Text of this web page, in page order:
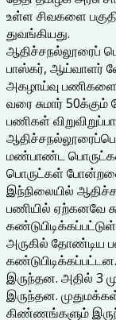
உள்ள சிவகளை
துவங்கியது.
ஆதிச்சநல்லூரைப்
பாஸ்கர், ஆய்வாளர்
அகழாய்வு
வரை சுமார்
பணிகள்
மண்பாண்ட
பொருட்கள்
இந்நிலையில்
பணியில் ஏற்கனவே
அருகில் தோண்டிய
இருந்தன. அதில் 3
இருந்தன.
கிண்ணங்களும்